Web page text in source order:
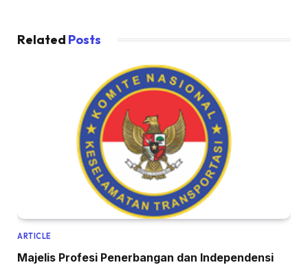
Related Posts
ARTICLE
Majelis Profesi Penerbangan dan Independensi